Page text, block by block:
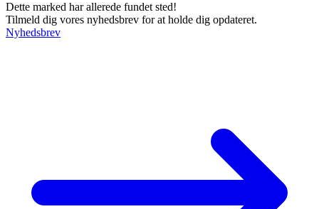
Dette marked har allerede fundet sted!
Tilmeld dig vores nyhedsbrev for at holde dig opdateret.
Nyhedsbrev